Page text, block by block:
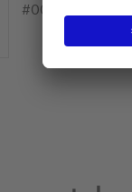
#005094